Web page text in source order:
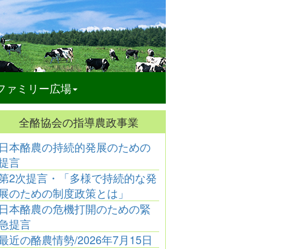
ァミリー広場
2026年
3月10日号
3月1日号
2026年
2月10日号
2月1日号
全酪協会の指導農政事業
日本酪農の持続的発展のための
言
2次提言・「多様で持続的な発
展のための制度政策とは」
日本酪農の危機打開のための緊
提言
近の酪農情勢/2026年7月15日